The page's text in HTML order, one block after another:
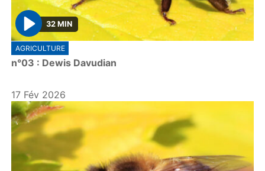
P
l
a
32 MIN
AGRICULTURE
n°03 : Dewis Davudian
17 Fév 2026